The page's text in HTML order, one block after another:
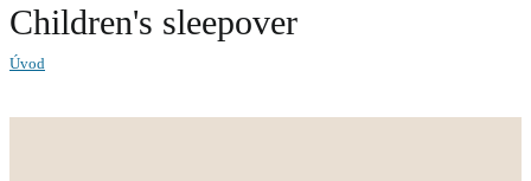
Children's sleepover
Úvod